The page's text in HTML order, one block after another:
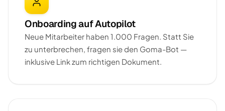
Onboarding auf Autopilot
Neue Mitarbeiter haben 1.000 Fragen. Statt Sie
zu unterbrechen, fragen sie den Goma-Bot —
inklusive Link zum richtigen Dokument.